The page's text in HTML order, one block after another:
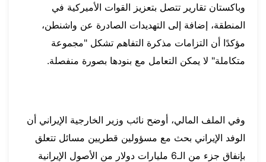
وباكستان تقارير تتصل بتعزيز القوات الأميركية في
المنطقة، إضافة إلى التهديدات الصادرة عن واشنطن،
مؤكدًا أن التزامات مذكرة التفاهم تشكل "مجموعة
متكاملة" لا يمكن التعامل مع بنودها بصورة منفصلة.
وفي الملف المالي، أوضح نائب وزير الخارجية الإيراني أن
الوفد الإيراني بحث مع مسؤولين قطريين مسائل تتعلق
بإنفاق جزء من الـ6 مليارات دولار من الأصول الإيرانية